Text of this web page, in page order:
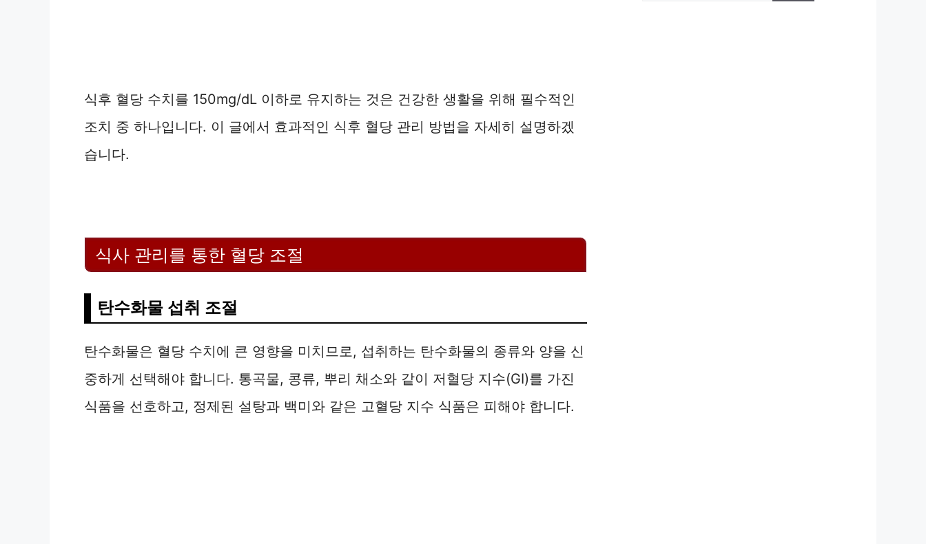
식후 혈당 수치를 150mg/dL 이하로 유지하는 것은 건강한 생활을 위해 필수적인
조치 중 하나입니다. 이 글에서 효과적인 식후 혈당 관리 방법을 자세히 설명하겠
습니다.
식사 관리를 통한 혈당 조절
탄수화물 섭취 조절
탄수화물은 혈당 수치에 큰 영향을 미치므로, 섭취하는 탄수화물의 종류와 양을 신
중하게 선택해야 합니다. 통곡물, 콩류, 뿌리 채소와 같이 저혈당 지수(GI)를 가진
식품을 선호하고, 정제된 설탕과 백미와 같은 고혈당 지수 식품은 피해야 합니다.